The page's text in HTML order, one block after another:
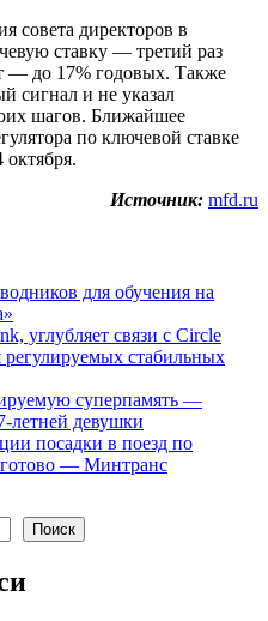
совета директоров в
ставку — третий раз
— до 17% годовых. Также
сигнал и не указал
шагов. Ближайшее
по ключевой ставке
октября.
Источник: mfd.ru
для обучения на
углубляет связи с Circle
стабильных
суперпамять —
летней девушки
посадки в поезд по
готово — Минтранс
Поиск